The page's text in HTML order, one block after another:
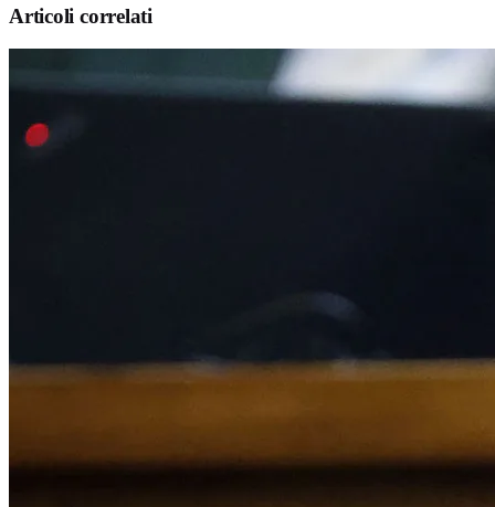
Articoli correlati